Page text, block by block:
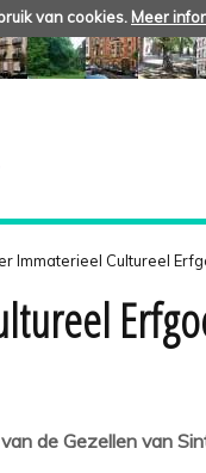
van cookies. Meer
Immaterieel Cultureel
de Gezellen van